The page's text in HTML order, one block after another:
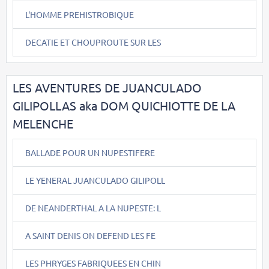
L'HOMME PREHISTROBIQUE
DECATIE ET CHOUPROUTE SUR LES
LES AVENTURES DE JUANCULADO
GILIPOLLAS aka DOM QUICHIOTTE DE LA
MELENCHE
BALLADE POUR UN NUPESTIFERE
LE YENERAL JUANCULADO GILIPOLL
DE NEANDERTHAL A LA NUPESTE: L
A SAINT DENIS ON DEFEND LES FE
LES PHRYGES FABRIQUEES EN CHIN